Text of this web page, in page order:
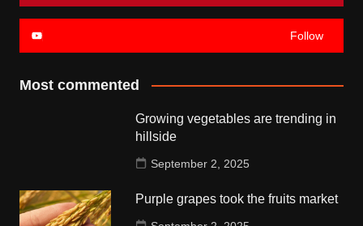
Follow
Most commented
Growing vegetables are trending in
hillside
September 2, 2025
Purple grapes took the fruits market